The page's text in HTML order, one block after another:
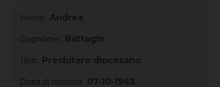
Nome: Andrea
Cognome: Battagin
Tipo: Presbitero diocesano
Data di nascita: 07-10-1963